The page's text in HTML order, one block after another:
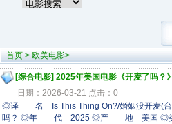
首页> 欧美电影>
[综合电影] 2025年美国电影《开麦了吗？
日期：2026-03-21 点击：0
◎译 名 Is This Thing On?/婚姻没开麦(
吗？ ◎年 代 2025 ◎产 地 美国